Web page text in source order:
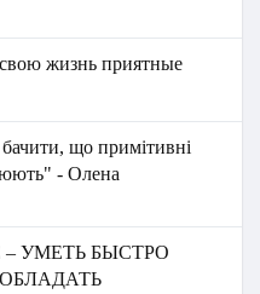
жизнь приятные
що примітивні
- Олена
УМЕТЬ БЫСТРО